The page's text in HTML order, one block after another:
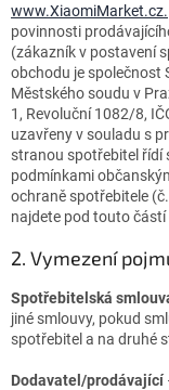
www.XiaomiMarket.cz.
povinnosti
(zákazník v postavení
obchodu je společnost
Městského soudu v
1, Revoluční 1082/8,
uzavřeny v souladu s
stranou spotřebitel řídí
podmínkami
ochraně spotřebitele
najdete pod touto
2. Vymezení
Spotřebitelská
jiné smlouvy, pokud
spotřebitel a na druhé
Dodavatel/prodávající